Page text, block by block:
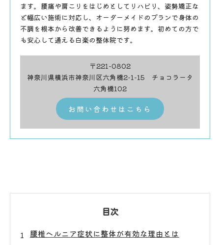
ます。腰痛や肩こりをはじめとしてリハビリ、姿勢矯正な
ど幅広い施術に対応し、オーダーメイドのプランで身体の
不調を根本から改善できるように努めます。初めての方で
も安心して通える白楽の整体院です。
〒221-0802
神奈川県横浜市神奈川区六角橋2-1-15 チョコラータ
六角橋102
お問い合わせはこちら
目次
腰椎ヘルニア症状に整体が有効な理由とは